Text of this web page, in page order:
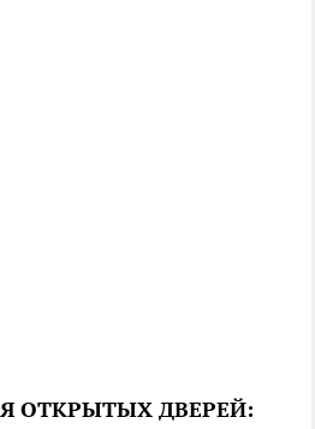
ОТКРЫТЫХ ДВЕРЕЙ: